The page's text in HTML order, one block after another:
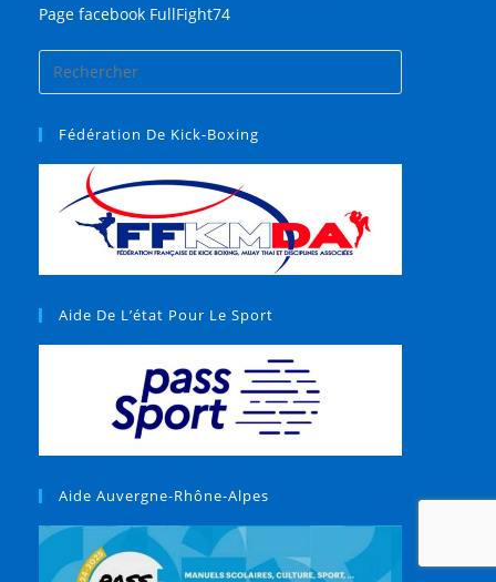
Page facebook FullFight74
Fédération De Kick-Boxing
Aide De L’état Pour Le Sport
Aide Auvergne-Rhône-Alpes